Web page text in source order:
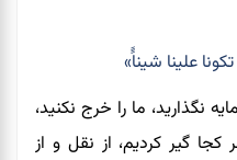
تکونا علینا شیناًً»
نگذارید، ما را خرج نکنید،
گیر کردیم، از نقل و از